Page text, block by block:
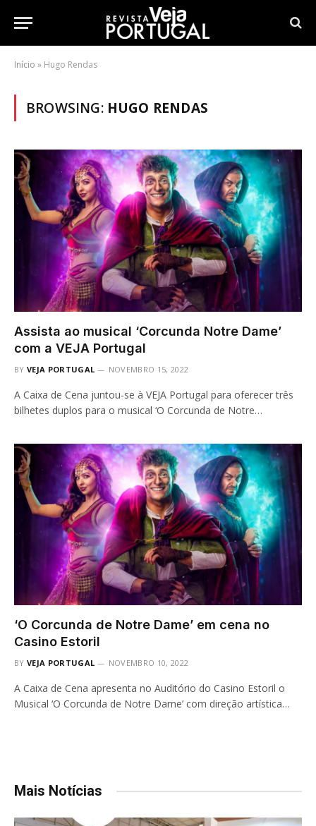
Início » Hugo Rendas
BROWSING: HUGO RENDAS
Assista ao musical ‘Corcunda Notre Dame’
com a VEJA Portugal
BY VEJA PORTUGAL NOVEMBRO 15, 2022
A Caixa de Cena juntou-se à VEJA Portugal para oferecer três
bilhetes duplos para o musical ‘O Corcunda de Notre…
‘O Corcunda de Notre Dame’ em cena no
Casino Estoril
BY VEJA PORTUGAL NOVEMBRO 10, 2022
A Caixa de Cena apresenta no Auditório do Casino Estoril o
Musical ‘O Corcunda de Notre Dame’ com direção artística…
Mais Notícias